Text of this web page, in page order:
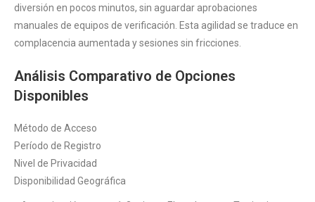
diversión en pocos minutos, sin aguardar aprobaciones
manuales de equipos de verificación. Esta agilidad se traduce en
complacencia aumentada y sesiones sin fricciones.
Análisis Comparativo de Opciones
Disponibles
Método de Acceso
Período de Registro
Nivel de Privacidad
Disponibilidad Geográfica